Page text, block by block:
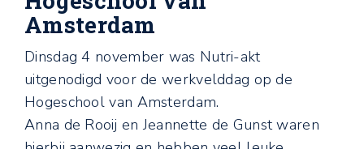
Amsterdam
Dinsdag 4 november was Nutri-akt
uitgenodigd voor de werkvelddag op de
Hogeschool van Amsterdam.
Anna de Rooij en Jeannette de Gunst waren